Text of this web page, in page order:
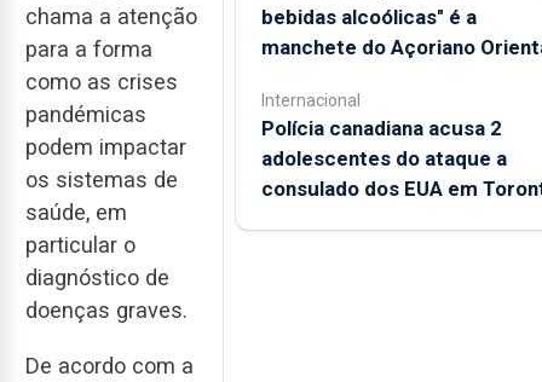
chama a atenção
para a forma
como as crises
pandémicas
podem impactar
os sistemas de
saúde, em
particular o
diagnóstico de
doenças graves.
De acordo com a
bebidas alcoólicas" é a
manchete do Açoriano
Internacional
Polícia canadiana acusa 2
adolescentes do ataque a
consulado dos EUA em